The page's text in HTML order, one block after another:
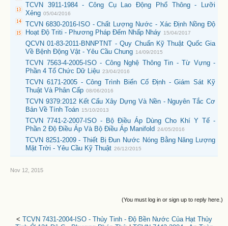
TCVN 3911-1984 - Công Cụ Lao Động Phổ Thông - Lưỡi
Xẻng 05/04/2016
TCVN 6830-2016-ISO - Chất Lượng Nước - Xác Định Nồng Độ
Hoạt Độ Triti - Phương Pháp Đếm Nhấp Nháy 15/04/2017
QCVN 01-83-2011-BNNPTNT - Quy Chuẩn Kỹ Thuật Quốc Gia
Về Bệnh Động Vật - Yêu Cầu Chung 14/09/2015
TCVN 7563-4-2005-ISO - Công Nghệ Thông Tin - Từ Vựng -
Phần 4 Tổ Chức Dữ Liệu 23/04/2016
TCVN 6171-2005 - Công Trình Biển Cố Định - Giám Sát Kỹ
Thuật Và Phân Cấp 08/06/2016
TCVN 9379:2012 Kết Cấu Xây Dựng Và Nền - Nguyên Tắc Cơ
Bản Về Tính Toán 15/10/2013
TCVN 7741-2-2007-ISO - Bộ Điều Áp Dùng Cho Khí Y Tế -
Phần 2 Độ Điều Áp Và Bộ Điều Áp Manifold 24/05/2016
TCVN 8251-2009 - Thiết Bị Đun Nước Nóng Bằng Năng Lượng
Mặt Trời - Yêu Cầu Kỹ Thuật 26/12/2015
Nov 12, 2015
(You must log in or sign up to reply here.)
< TCVN 7431-2004-ISO - Thủy Tinh - Độ Bền Nước Của Hạt Thủy